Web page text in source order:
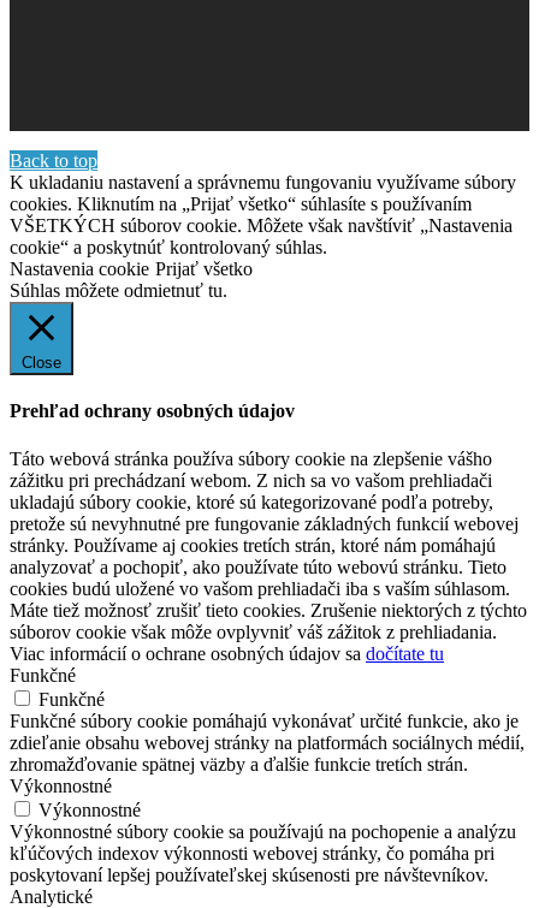
Back to top
K ukladaniu nastavení a správnemu fungovaniu využívame súbory
cookies. Kliknutím na „Prijať všetko“ súhlasíte s používaním
VŠETKÝCH súborov cookie. Môžete však navštíviť „Nastavenia
cookie“ a poskytnúť kontrolovaný súhlas.
Nastavenia cookie Prijať všetko
Súhlas môžete odmietnuť tu.
Close
Prehľad ochrany osobných údajov
Táto webová stránka používa súbory cookie na zlepšenie vášho
zážitku pri prechádzaní webom. Z nich sa vo vašom prehliadači
ukladajú súbory cookie, ktoré sú kategorizované podľa potreby,
pretože sú nevyhnutné pre fungovanie základných funkcií webovej
stránky. Používame aj cookies tretích strán, ktoré nám pomáhajú
analyzovať a pochopiť, ako používate túto webovú stránku. Tieto
cookies budú uložené vo vašom prehliadači iba s vaším súhlasom.
Máte tiež možnosť zrušiť tieto cookies. Zrušenie niektorých z týchto
súborov cookie však môže ovplyvniť váš zážitok z prehliadania.
Viac informácií o ochrane osobných údajov sa dočítate tu
Funkčné
Funkčné
Funkčné súbory cookie pomáhajú vykonávať určité funkcie, ako je
zdieľanie obsahu webovej stránky na platformách sociálnych médií,
zhromažďovanie spätnej väzby a ďalšie funkcie tretích strán.
Výkonnostné
Výkonnostné
Výkonnostné súbory cookie sa používajú na pochopenie a analýzu
kľúčových indexov výkonnosti webovej stránky, čo pomáha pri
poskytovaní lepšej používateľskej skúsenosti pre návštevníkov.
Analytické